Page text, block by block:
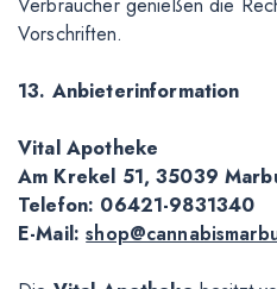
Vorschriften.
13. Anbieterinformation
Vital Apotheke
Am Krekel 51, 35039
Telefon: 06421-9831340
E-Mail: